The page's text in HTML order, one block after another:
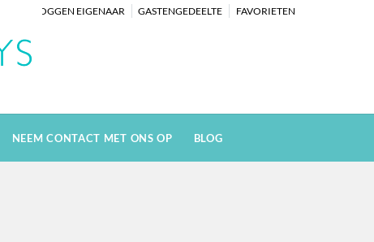
FAVORIETEN
GASTENGEDEELTE
INLOGGEN EIGENAAR
NEEM CONTACT MET ONS OP BLOG